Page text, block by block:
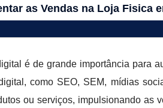
as Vendas na Loja Fisica
é de grande importância para
como SEO, SEM, mídias
ou serviços, impulsionando as